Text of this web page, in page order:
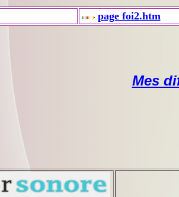
page foi2.htm
Mes